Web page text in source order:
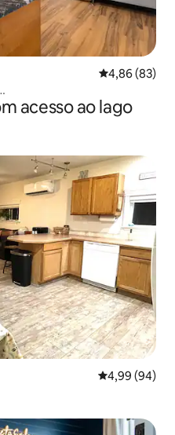
Classificação
4,86 (83)
no gelo
acesso ao lago
apreciados
Classificação
4,99 (94)